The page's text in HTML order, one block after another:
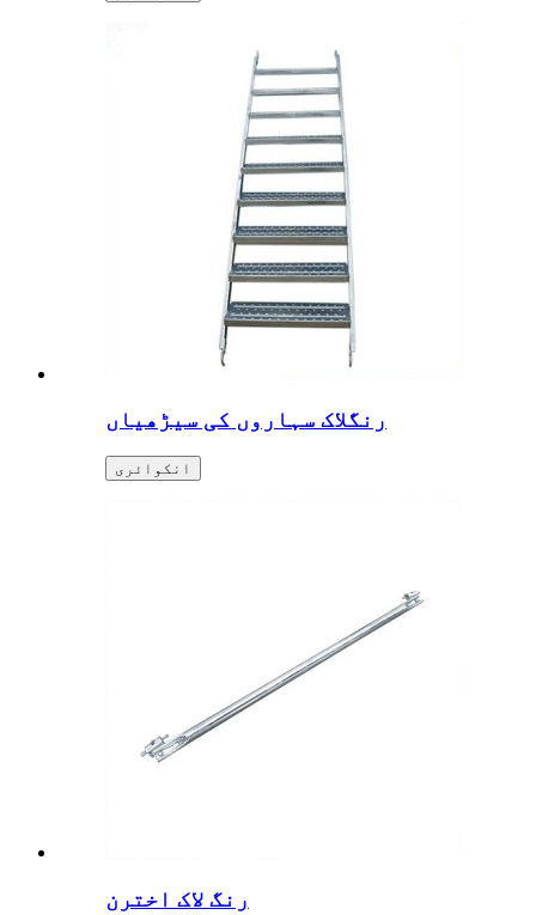
رنگلاک سہاروں کی سیڑھیاں
انکوائری
رنگ لاک اخترن